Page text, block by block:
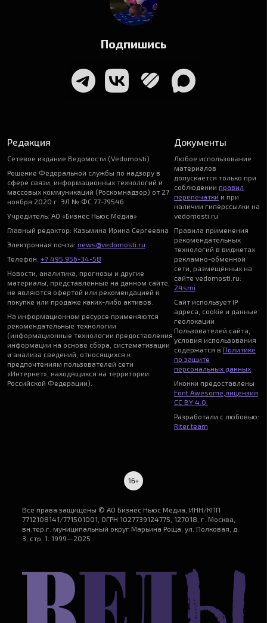
Подпишись
Редакция
Сетевое издание Ведомости (Vedomosti)
Решение Федеральной службы по надзору в
сфере связи, информационных технологий и
массовых коммуникаций (Роскомнадзор) от 27
ноября 2020 г. ЭЛ № ФС 77-79546
Учредитель: АО «Бизнес Ньюс Медиа»
Главный редактор: Казьмина Ирина Сергеевна
Электронная почта: news@vedomosti.ru
Телефон: +7 495 956-34-58
Новости, аналитика, прогнозы и другие
материалы, представленные на данном сайте,
не являются офертой или рекомендацией к
покупке или продаже каких-либо активов.
На информационном ресурсе применяются
рекомендательные технологии
(информационные технологии предоставления
информации на основе сбора, систематизации
и анализа сведений, относящихся к
предпочтениям пользователей сети
«Интернет», находящихся на территории
Российской Федерации).
Документы
Любое использование
материалов
допускается только при
соблюдении правил
перепечатки и при
наличии гиперссылки на
vedomosti.ru.
Правила применения
рекомендательных
технологий в виджетах
рекламно-обменной
сети, размещённых на
сайте vedomosti.ru:
24smi
Сайт использует IP
адреса, cookie и данные
геолокации
Пользователей сайта,
условия использования
содержатся в Политике
по защите
персональных данных.
Иконки предоставлены
Font Awesome лицензия
CC BY 4.0.
Разработали с любовью:
Riter.team
Все права защищены © АО Бизнес Ньюс Медиа, ИНН/КПП
7712108141/771501001, ОГРН 1027739124775, 127018, г. Москва,
вн.тер.г. муниципальный округ Марьина Роща, ул. Полковая, д.
3, стр. 1. 1999—2025